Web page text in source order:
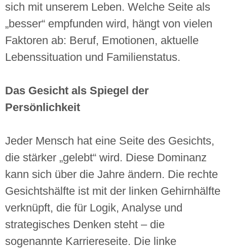
sich mit unserem Leben. Welche Seite als
„besser“ empfunden wird, hängt von vielen
Faktoren ab: Beruf, Emotionen, aktuelle
Lebenssituation und Familienstatus.
Das Gesicht als Spiegel der
Persönlichkeit
Jeder Mensch hat eine Seite des Gesichts,
die stärker „gelebt“ wird. Diese Dominanz
kann sich über die Jahre ändern. Die rechte
Gesichtshälfte ist mit der linken Gehirnhälfte
verknüpft, die für Logik, Analyse und
strategisches Denken steht – die
sogenannte Karriereseite. Die linke